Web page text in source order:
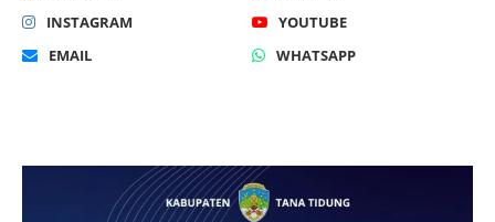
INSTAGRAM
YOUTUBE
EMAIL
WHATSAPP